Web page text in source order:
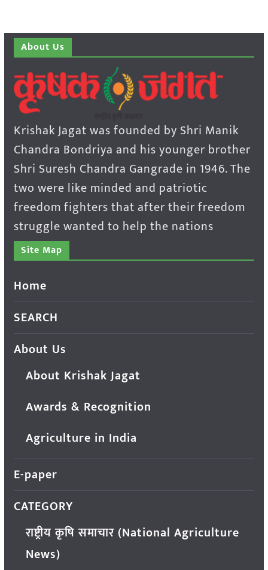
About Us
Krishak Jagat was founded by Shri Manik
Chandra Bondriya and his younger brother
Shri Suresh Chandra Gangrade in 1946. The
two were like minded and patriotic
freedom fighters that after their freedom
struggle wanted to help the nations
Site Map
Home
SEARCH
About Us
About Krishak Jagat
Awards & Recognition
Agriculture in India
E-paper
CATEGORY
राष्ट्रीय कृषि समाचार (National Agriculture
News)